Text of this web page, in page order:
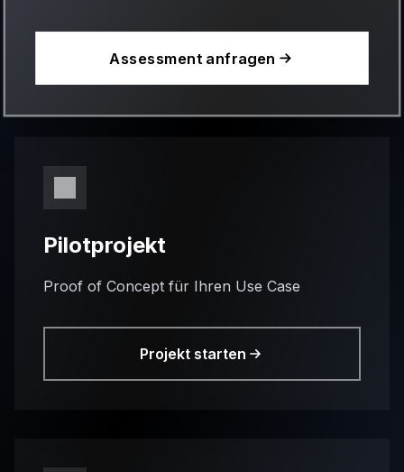
Assessment anfragen
Pilotprojekt
Proof of Concept für Ihren Use Case
Projekt starten